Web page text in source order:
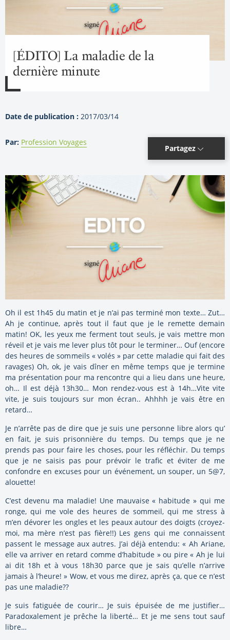
[ÉDITO] La maladie de la
dernière minute
Date de publication : 2017/03/14
Par: Profession Voyages
Partagez
Oh il est 1h45 du matin et je n’ai pas terminé mon texte… Zut…
Ah je continue, après tout il faut que je le remette demain
matin! OK, les yeux me ferment tout seuls, je vais mettre mon
réveil et je vais me lever plus tôt pour le terminer… Ouf (encore
des heures de sommeils « volés » par cette maladie qui fait des
ravages) Oh, ok, je vais dîner en même temps que je termine
ma présentation pour ma rencontre qui a lieu dans une heure,
oh… Il est déjà 13h30… Mon rendez-vous est à 14h…Vite vite
vite, je suis toujours sur mon écran.. Ahhhh je vais être en
retard…
Je n’arrête pas de dire que je suis une personne libre alors qu’
en fait, je suis prisonnière du temps. Du temps que je ne
prends pas pour faire les choses, pour les réfléchir. Du temps
que je ne saisis pas pour prévoir le trafic et éviter de me
confondre en excuses pour un événement, un souper, un 5@7,
alouette!
C’est devenu ma maladie! Une mauvaise « habitude » qui me
ronge, qui me vole des heures de sommeil, qui me stress à
m’en dévorer les ongles et les peaux autour des doigts (croyez-
moi, ma mère n’est pas fière!!) Les gens qui me connaissent
passent le message aux autres. J’ai déjà entendu: « Ah Ariane,
elle va arriver en retard comme d’habitude » ou pire « Ah je lui
ai dit 18h et à vous 18h30 parce que je sais qu’elle n’arrive
jamais à l’heure! » Wow, et vous me direz, après ça, que ce n’est
pas une maladie??
Je suis fatiguée de courir… Je suis épuisée de me justifier…
Paradoxalement je prêche la liberté… Et je me sens tout sauf
libre…